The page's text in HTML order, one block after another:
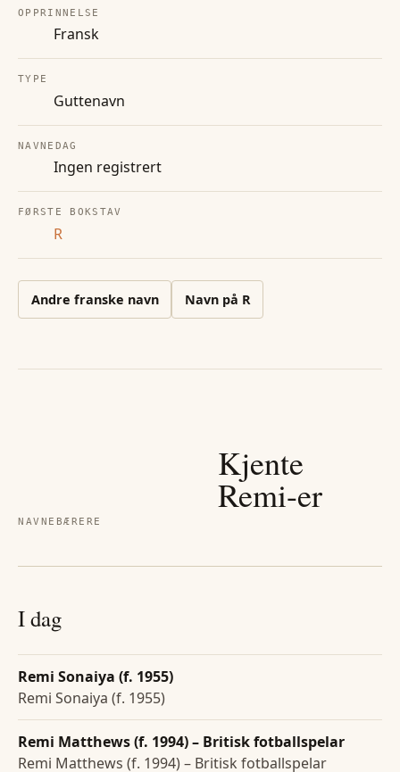
OPPRINNELSE
Fransk
TYPE
Guttenavn
NAVNEDAG
Ingen registrert
FØRSTE BOKSTAV
R
Andre franske navn Navn på R
NAVNEBÆRERE
Kjente
Remi-er
I dag
Remi Sonaiya (f. 1955)
Remi Sonaiya (f. 1955)
Remi Matthews (f. 1994) – Britisk fotballspelar
Remi Matthews (f. 1994) – Britisk fotballspelar